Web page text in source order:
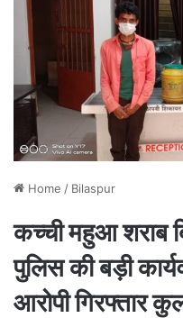
Home / Bilaspur
कच्ची महुआ शराब
पुलिस की बड़ी
आरोपी गिरफ्तार